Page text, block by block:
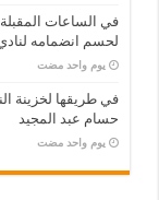
في الساعات
لحسم انضمامه
‏يوم واحد مضت
في طريقها لخزينة
حسام عبد المجيد
‏يوم واحد مضت